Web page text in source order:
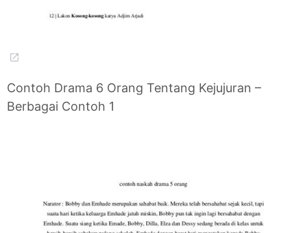
Contoh Drama 6 Orang Tentang Kejujuran –
Berbagai Contoh 1